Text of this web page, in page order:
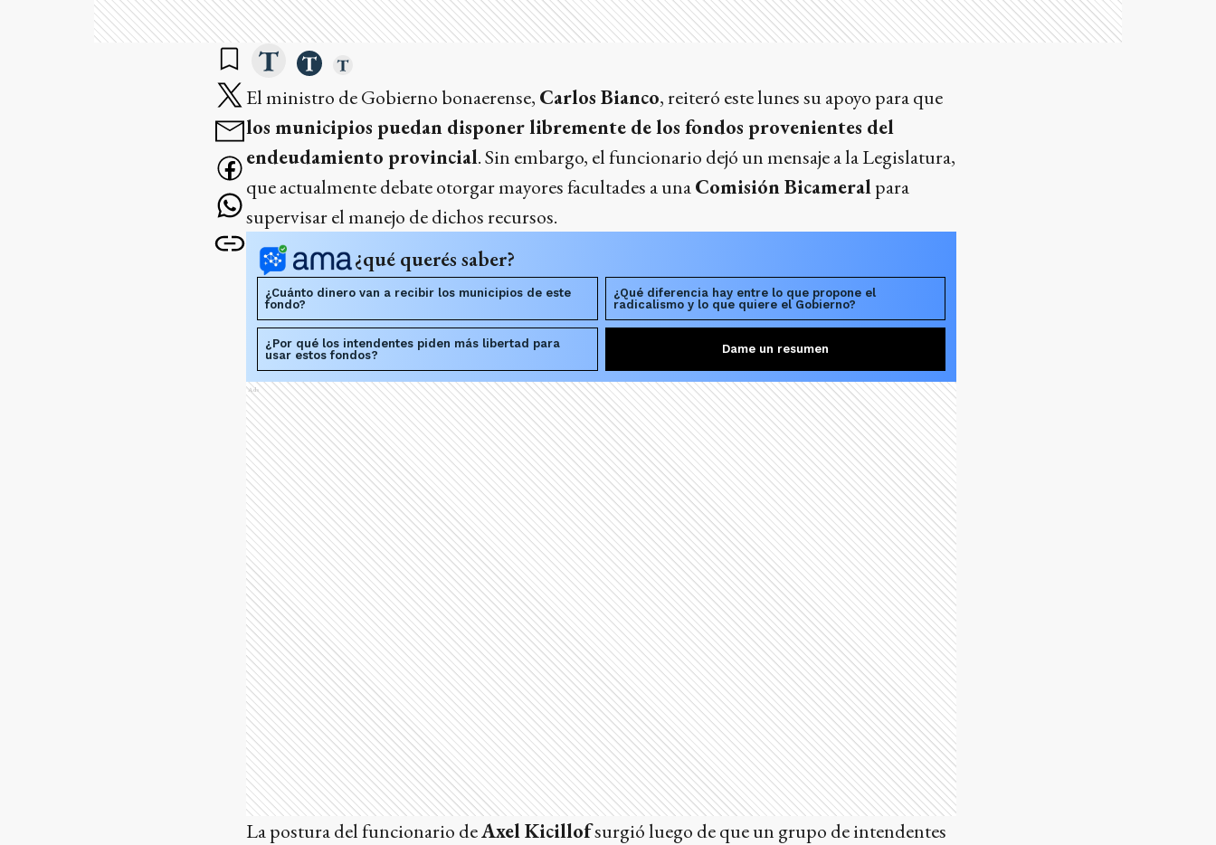
El ministro de Gobierno bonaerense, Carlos Bianco, reiteró este lunes su apoyo para que
los municipios puedan disponer libremente de los fondos provenientes del
endeudamiento provincial. Sin embargo, el funcionario dejó un mensaje a la Legislatura,
que actualmente debate otorgar mayores facultades a unaComisión Bicameralpara
supervisar el manejo de dichos recursos.
¿qué querés saber?
¿Cuánto dinero van a recibir los municipios de este
fondo?
¿Qué diferencia hay entre lo que propone el
radicalismo y lo que quiere el Gobierno?
¿Por qué los intendentes piden más libertad para
usar estos fondos?
Dame un resumen
Ads
La postura del funcionario deAxel Kicillofsurgió luego de que un grupo de intendentes